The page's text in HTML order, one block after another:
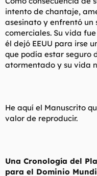
intento de chantaje,
asesinato y enfrentó un
comerciales. Su vida
él dejó EEUU para irse
que podía estar seguro
atormentado y su vida
He aquí el Manuscrito
valor de reproducir.
Una Cronología del
para el Dominio